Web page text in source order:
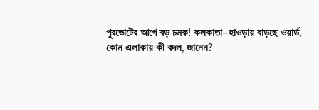
পুরভোটের আগে বড় চমক! কলকাতা–হাওড়ায় বাড়ছে ওয়ার্ড,
কোন এলাকায় কী বদল, জানেন?